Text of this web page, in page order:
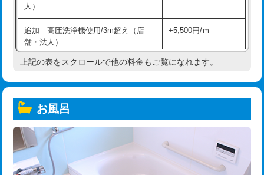
人）
追加 高圧洗浄機使用/3m超え（店
舗・法人）
+5,500円/ｍ
高度高圧洗浄換 現地調査
トーラー機使用/3mまで
追加トーラー機使用/3m超え
カメラ調査 33,000円
上記の表をスクロールで他の料金もご覧になれます。
お風呂